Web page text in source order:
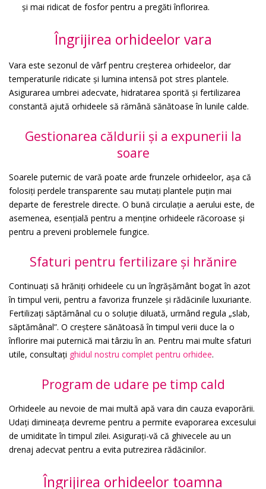
și mai ridicat de fosfor pentru a pregăti înflorirea.
Îngrijirea orhideelor vara
Vara este sezonul de vârf pentru creșterea orhideelor, dar
temperaturile ridicate și lumina intensă pot stres plantele.
Asigurarea umbrei adecvate, hidratarea sporită și fertilizarea
constantă ajută orhideele să rămână sănătoase în lunile calde.
Gestionarea căldurii și a expunerii la
soare
Soarele puternic de vară poate arde frunzele orhideelor, așa că
folosiți perdele transparente sau mutați plantele puțin mai
departe de ferestrele directe. O bună circulație a aerului este, de
asemenea, esențială pentru a menține orhideele răcoroase și
pentru a preveni problemele fungice.
Sfaturi pentru fertilizare și hrănire
Continuați să hrăniți orhideele cu un îngrășământ bogat în azot
în timpul verii, pentru a favoriza frunzele și rădăcinile luxuriante.
Fertilizați săptămânal cu o soluție diluată, urmând regula „slab,
săptămânal”. O creștere sănătoasă în timpul verii duce la o
înflorire mai puternică mai târziu în an. Pentru mai multe sfaturi
utile, consultați ghidul nostru complet pentru orhidee.
Program de udare pe timp cald
Orhideele au nevoie de mai multă apă vara din cauza evaporării.
Udați dimineața devreme pentru a permite evaporarea excesului
de umiditate în timpul zilei. Asigurați-vă că ghivecele au un
drenaj adecvat pentru a evita putrezirea rădăcinilor.
Îngrijirea orhideelor toamna